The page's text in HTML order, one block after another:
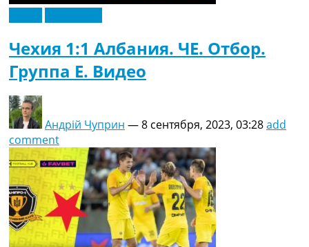
Чехия 1:1 Албания. ЧЕ. Отбор.
Группа E. Видео
Андрій Чуприн —8 сентября, 2023, 03:28add
comment